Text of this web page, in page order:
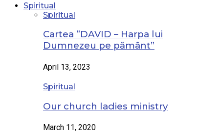
Spiritual
Spiritual
Cartea ”DAVID – Harpa lui
Dumnezeu pe pământ”
April 13, 2023
Spiritual
Our church ladies ministry
March 11, 2020